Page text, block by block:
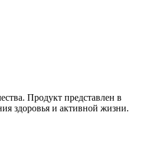
Продукт представлен в
здоровья и активной жизни.